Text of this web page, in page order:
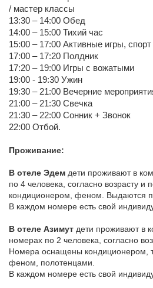
/ мастер классы
13:30 – 14:00 Обед
14:00 – 15:00 Тихий час
15:00 – 17:00 Активные игры, спорт
17:00 – 17:20 Полдник
17:20 – 19:00 Игры с вожатыми
19:00 - 19:30 Ужин
19:30 – 21:00 Вечерние
21:00 – 21:30 Свечка
21:30 – 22:00 Сонник + Звонок
22:00 Отбой.
Проживание:
В отеле Эдем дети проживают в
по 4 человека, согласно возрасту
кондиционером, феном. Выдаются
В каждом номере есть свой
В отеле Азимут дети проживают в
номерах по 2 человека, согласно
Номера оснащены кондиционером,
феном, полотенцами.
В каждом номере есть свой